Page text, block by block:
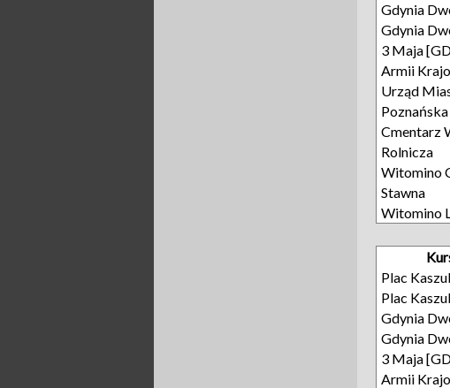
Gdynia
Gdynia
3 Maja
Armii
Urząd
Poznańska
Cmentarz
Rolnicza
Witomino
Stawna
Witomino
Plac
Plac
Gdynia
Gdynia
3 Maja
Armii